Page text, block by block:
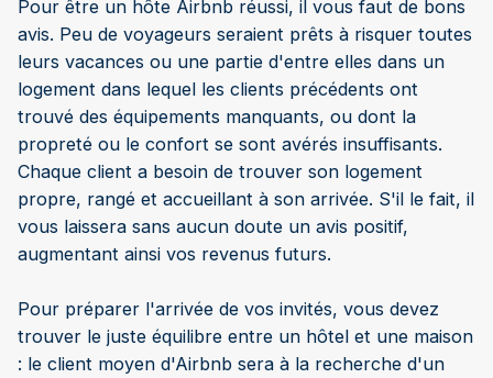
Pour être un hôte Airbnb réussi, il vous faut de bons
avis. Peu de voyageurs seraient prêts à risquer toutes
leurs vacances ou une partie d'entre elles dans un
logement dans lequel les clients précédents ont
trouvé des équipements manquants, ou dont la
propreté ou le confort se sont avérés insuffisants.
Chaque client a besoin de trouver son logement
propre, rangé et accueillant à son arrivée. S'il le fait, il
vous laissera sans aucun doute un avis positif,
augmentant ainsi vos revenus futurs.
Pour préparer l'arrivée de vos invités, vous devez
trouver le juste équilibre entre un hôtel et une maison
: le client moyen d'Airbnb sera à la recherche d'un